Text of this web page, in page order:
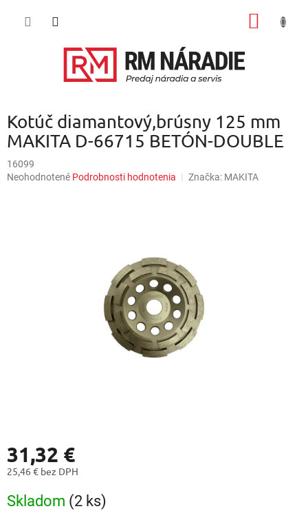
Kotúč diamantový,brúsny 125 mm
MAKITA D-66715 BETÓN-DOUBLE
16099
Priemerné
Neohodnotené Podrobnosti hodnotenia Značka: MAKITA
31,32 €
25,46 € bez DPH
cena:
Skladom (2 ks)